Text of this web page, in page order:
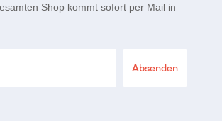
Shop kommt sofort per Mail in
Absenden